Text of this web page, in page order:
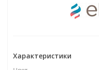
Характеристики